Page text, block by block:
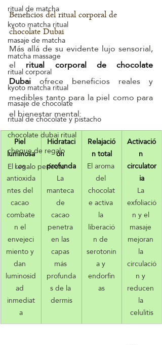
ritual de matcha
kyoto matcha ritual
masaje de matcha
matcha massage
ritual corporal
kyoto matcha ritual
masaje de chocolate
ritual de chocolate y pistacho
chocolate dubai ritual
cheque de regalo
El regalo perfecto
Beneficios del ritual corporal de
chocolate Dubai
Más allá de su evidente lujo sensorial,
el ritual corporal de chocolate
Dubai ofrece beneficios reales y
medibles tanto para la piel como para
el bienestar mental:
Piel
luminosa
Los
antioxida
ntes del
cacao
combate
n el
envejeci
miento y
dan
luminosid
ad
inmediat
a
Hidrataci
ón
profunda
La
manteca
de
cacao
penetra
en las
capas
más
profunda
s de la
dermis
Relajació
n total
El aroma
del
chocolat
e activa
la
liberació
n de
serotonin
a y
endorfin
as
Activació
n
circulator
ia
La
exfoliació
n y el
masaje
mejoran
la
circulació
n y
reducen
la
celulitis